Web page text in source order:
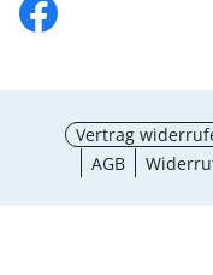
Vertrag
AGB